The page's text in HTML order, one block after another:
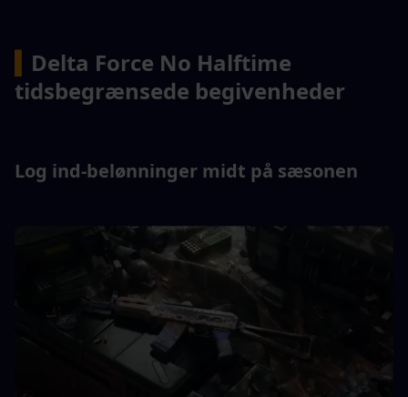
Delta Force No Halftime
tidsbegrænsede begivenheder
Log ind-belønninger midt på sæsonen